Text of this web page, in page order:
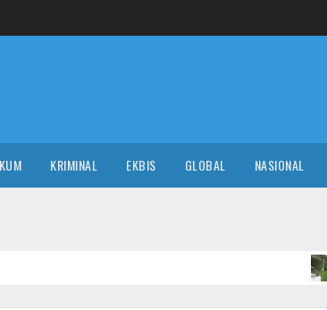
KRIMINAL EKBIS GLOBAL NASIONAL
NASIONAL